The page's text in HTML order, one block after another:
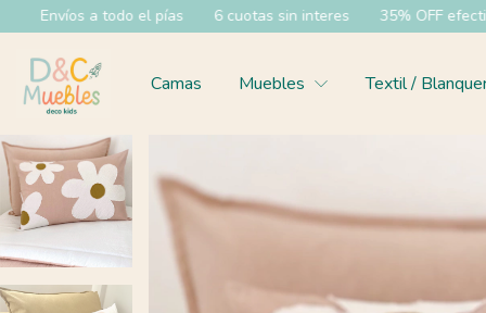
6 cuotas sin interes 35% OFF efectivo y 20% OFF transferencia
Camas Muebles Textil /